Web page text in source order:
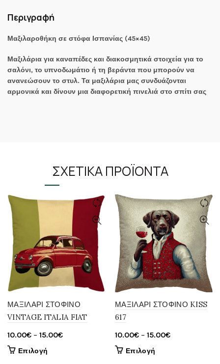
Περιγραφή
Μαξιλαροθήκη σε στόφα Ισπανίας (45×45)
Μαξιλάρια για καναπέδες και διακοσμητικά στοιχεία για το
σαλόνι, το υπνοδωμάτιο ή τη βεράντα που μπορούν να
ανανεώσουν το στυλ. Τα μαξιλάρια μας συνδυάζονται
αρμονικά και δίνουν μια διαφορετική πινελιά στο σπίτι σας
ΣΧΕΤΙΚΆ ΠΡΟΪΌΝΤΑ
ΜΑΞΙΛΑΡΙ ΣΤΟΦΙΝΟ
VINTAGE ITALIA FIAT
10.00€ – 15.00€Price
Επιλογή
ΜΑΞΙΛΑΡΙ ΣΤΟΦΙΝΟ KISS
617
10.00€ – 15.00€Price
Επιλογή